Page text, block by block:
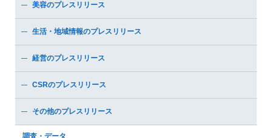
美容のプレスリリース
生活・地域情報のプレスリリース
経営のプレスリリース
CSRのプレスリリース
その他のプレスリリース
調査・データ